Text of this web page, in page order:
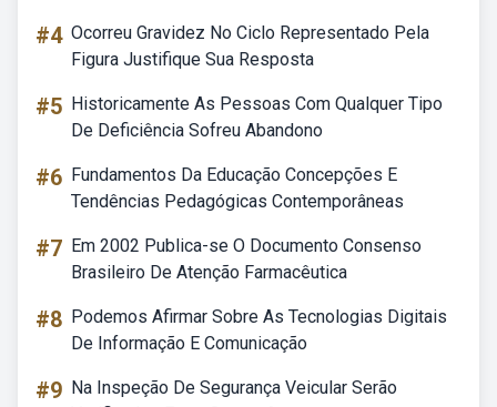
#4 Ocorreu Gravidez No Ciclo Representado Pela
Figura Justifique Sua Resposta
#5 Historicamente As Pessoas Com Qualquer Tipo
De Deficiência Sofreu Abandono
#6 Fundamentos Da Educação Concepções E
Tendências Pedagógicas Contemporâneas
#7 Em 2002 Publica-se O Documento Consenso
Brasileiro De Atenção Farmacêutica
#8 Podemos Afirmar Sobre As Tecnologias Digitais
De Informação E Comunicação
#9 Na Inspeção De Segurança Veicular Serão